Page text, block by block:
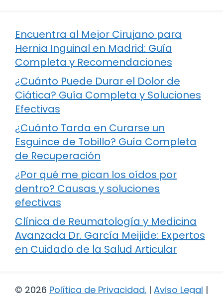
Encuentra al Mejor Cirujano para
Hernia Inguinal en Madrid: Guía
Completa y Recomendaciones
¿Cuánto Puede Durar el Dolor de
Ciática? Guía Completa y Soluciones
Efectivas
¿Cuánto Tarda en Curarse un
Esguince de Tobillo? Guía Completa
de Recuperación
¿Por qué me pican los oídos por
dentro? Causas y soluciones
efectivas
Clínica de Reumatología y Medicina
Avanzada Dr. García Meijide: Expertos
en Cuidado de la Salud Articular
© 2026 Política de Privacidad. | Aviso Legal |